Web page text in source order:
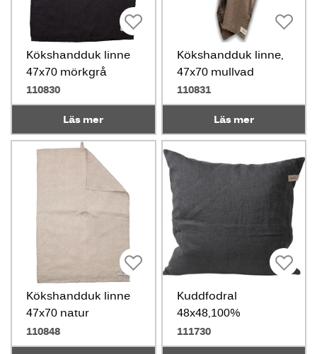
Kökshandduk linne
47x70 mörkgrå
110830
Läs mer
Kökshandduk linne,
47x70 mullvad
110831
Läs mer
Kökshandduk linne
47x70 natur
110848
Kuddfodral
48x48,100%
linne,mörkgrå
111730